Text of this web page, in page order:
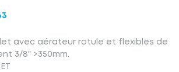
avec aérateur rotule et flexibles de
3/8″ >350mm.